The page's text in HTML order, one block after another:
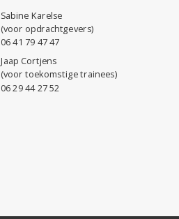
Sabine Karelse
(voor opdrachtgevers)
06 41 79 47 47
Jaap Cortjens
(voor toekomstige trainees)
06 29 44 27 52